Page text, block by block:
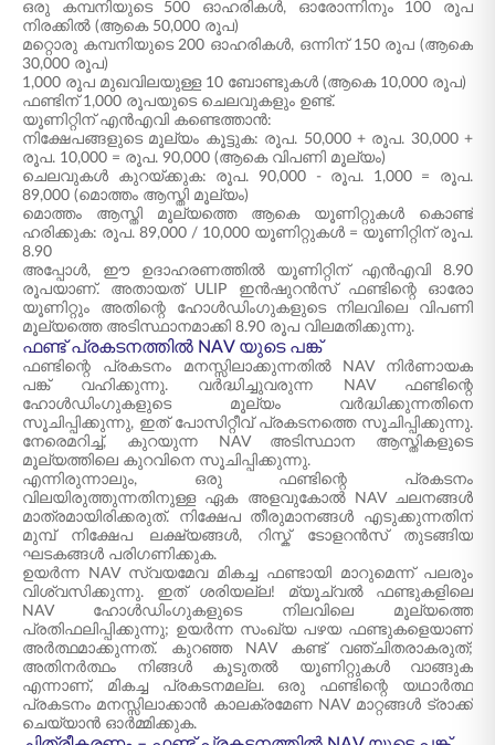
ഒരു കമ്പനിയുടെ 500 ഓഹരികൾ, ഓരോന്നിനും 100 രൂപ
നിരക്കിൽ (ആകെ 50,000 രൂപ)
മറ്റൊരു കമ്പനിയുടെ 200 ഓഹരികൾ, ഒന്നിന് 150 രൂപ (ആകെ
30,000 രൂപ)
1,000 രൂപ മുഖവിലയുള്ള 10 ബോണ്ടുകൾ (ആകെ 10,000 രൂപ)
ഫണ്ടിന് 1,000 രൂപയുടെ ചെലവുകളും ഉണ്ട്.
യൂണിറ്റിന് എൻഎവി കണ്ടെത്താൻ:
നിക്ഷേപങ്ങളുടെ മൂല്യം കൂട്ടുക: രൂപ. 50,000 + രൂപ. 30,000 +
രൂപ. 10,000 = രൂപ. 90,000 (ആകെ വിപണി മൂല്യം)
ചെലവുകൾ കുറയ്ക്കുക: രൂപ. 90,000 - രൂപ. 1,000 = രൂപ.
89,000 (മൊത്തം ആസ്തി മൂല്യം)
മൊത്തം ആസ്തി മൂല്യത്തെ ആകെ യൂണിറ്റുകൾ കൊണ്ട്
ഹരിക്കുക: രൂപ. 89,000 / 10,000 യൂണിറ്റുകൾ = യൂണിറ്റിന് രൂപ.
8.90
അപ്പോൾ, ഈ ഉദാഹരണത്തിൽ യൂണിറ്റിന് എൻഎവി 8.90
രൂപയാണ്. അതായത് ULIP ഇൻഷുറൻസ് ഫണ്ടിന്റെ ഓരോ
യൂണിറ്റും അതിന്റെ ഹോൾഡിംഗുകളുടെ നിലവിലെ വിപണി
മൂല്യത്തെ അടിസ്ഥാനമാക്കി 8.90 രൂപ വിലമതിക്കുന്നു.
ഫണ്ട് പ്രകടനത്തിൽ NAV യുടെ പങ്ക്
ഫണ്ടിന്റെ പ്രകടനം മനസ്സിലാക്കുന്നതിൽ NAV നിർണായക
പങ്ക് വഹിക്കുന്നു. വർദ്ധിച്ചുവരുന്ന NAV ഫണ്ടിന്റെ
ഹോൾഡിംഗുകളുടെ മൂല്യം വർദ്ധിക്കുന്നതിനെ
സൂചിപ്പിക്കുന്നു, ഇത് പോസിറ്റീവ് പ്രകടനത്തെ സൂചിപ്പിക്കുന്നു.
നേരെമറിച്ച്, കുറയുന്ന NAV അടിസ്ഥാന ആസ്തികളുടെ
മൂല്യത്തിലെ കുറവിനെ സൂചിപ്പിക്കുന്നു.
എന്നിരുന്നാലും, ഒരു ഫണ്ടിന്റെ പ്രകടനം
വിലയിരുത്തുന്നതിനുള്ള ഏക അളവുകോൽ NAV ചലനങ്ങൾ
മാത്രമായിരിക്കരുത്. നിക്ഷേപ തീരുമാനങ്ങൾ എടുക്കുന്നതിന്
മുമ്പ് നിക്ഷേപ ലക്ഷ്യങ്ങൾ, റിസ്ക് ടോളറൻസ് തുടങ്ങിയ
ഘടകങ്ങൾ പരിഗണിക്കുക.
ഉയർന്ന NAV സ്വയമേവ മികച്ച ഫണ്ടായി മാറുമെന്ന് പലരും
വിശ്വസിക്കുന്നു. ഇത് ശരിയല്ല! മ്യൂച്വൽ ഫണ്ടുകളിലെ
NAV ഹോൾഡിംഗുകളുടെ നിലവിലെ മൂല്യത്തെ
പ്രതിഫലിപ്പിക്കുന്നു; ഉയർന്ന സംഖ്യ പഴയ ഫണ്ടുകളെയാണ്
അർത്ഥമാക്കുന്നത്. കുറഞ്ഞ NAV കണ്ട് വഞ്ചിതരാകരുത്;
അതിനർത്ഥം നിങ്ങൾ കൂടുതൽ യൂണിറ്റുകൾ വാങ്ങുക
എന്നാണ്, മികച്ച പ്രകടനമല്ല. ഒരു ഫണ്ടിന്റെ യഥാർത്ഥ
പ്രകടനം മനസ്സിലാക്കാൻ കാലക്രമേണ NAV മാറ്റങ്ങൾ ട്രാക്ക്
ചെയ്യാൻ ഓർമ്മിക്കുക.